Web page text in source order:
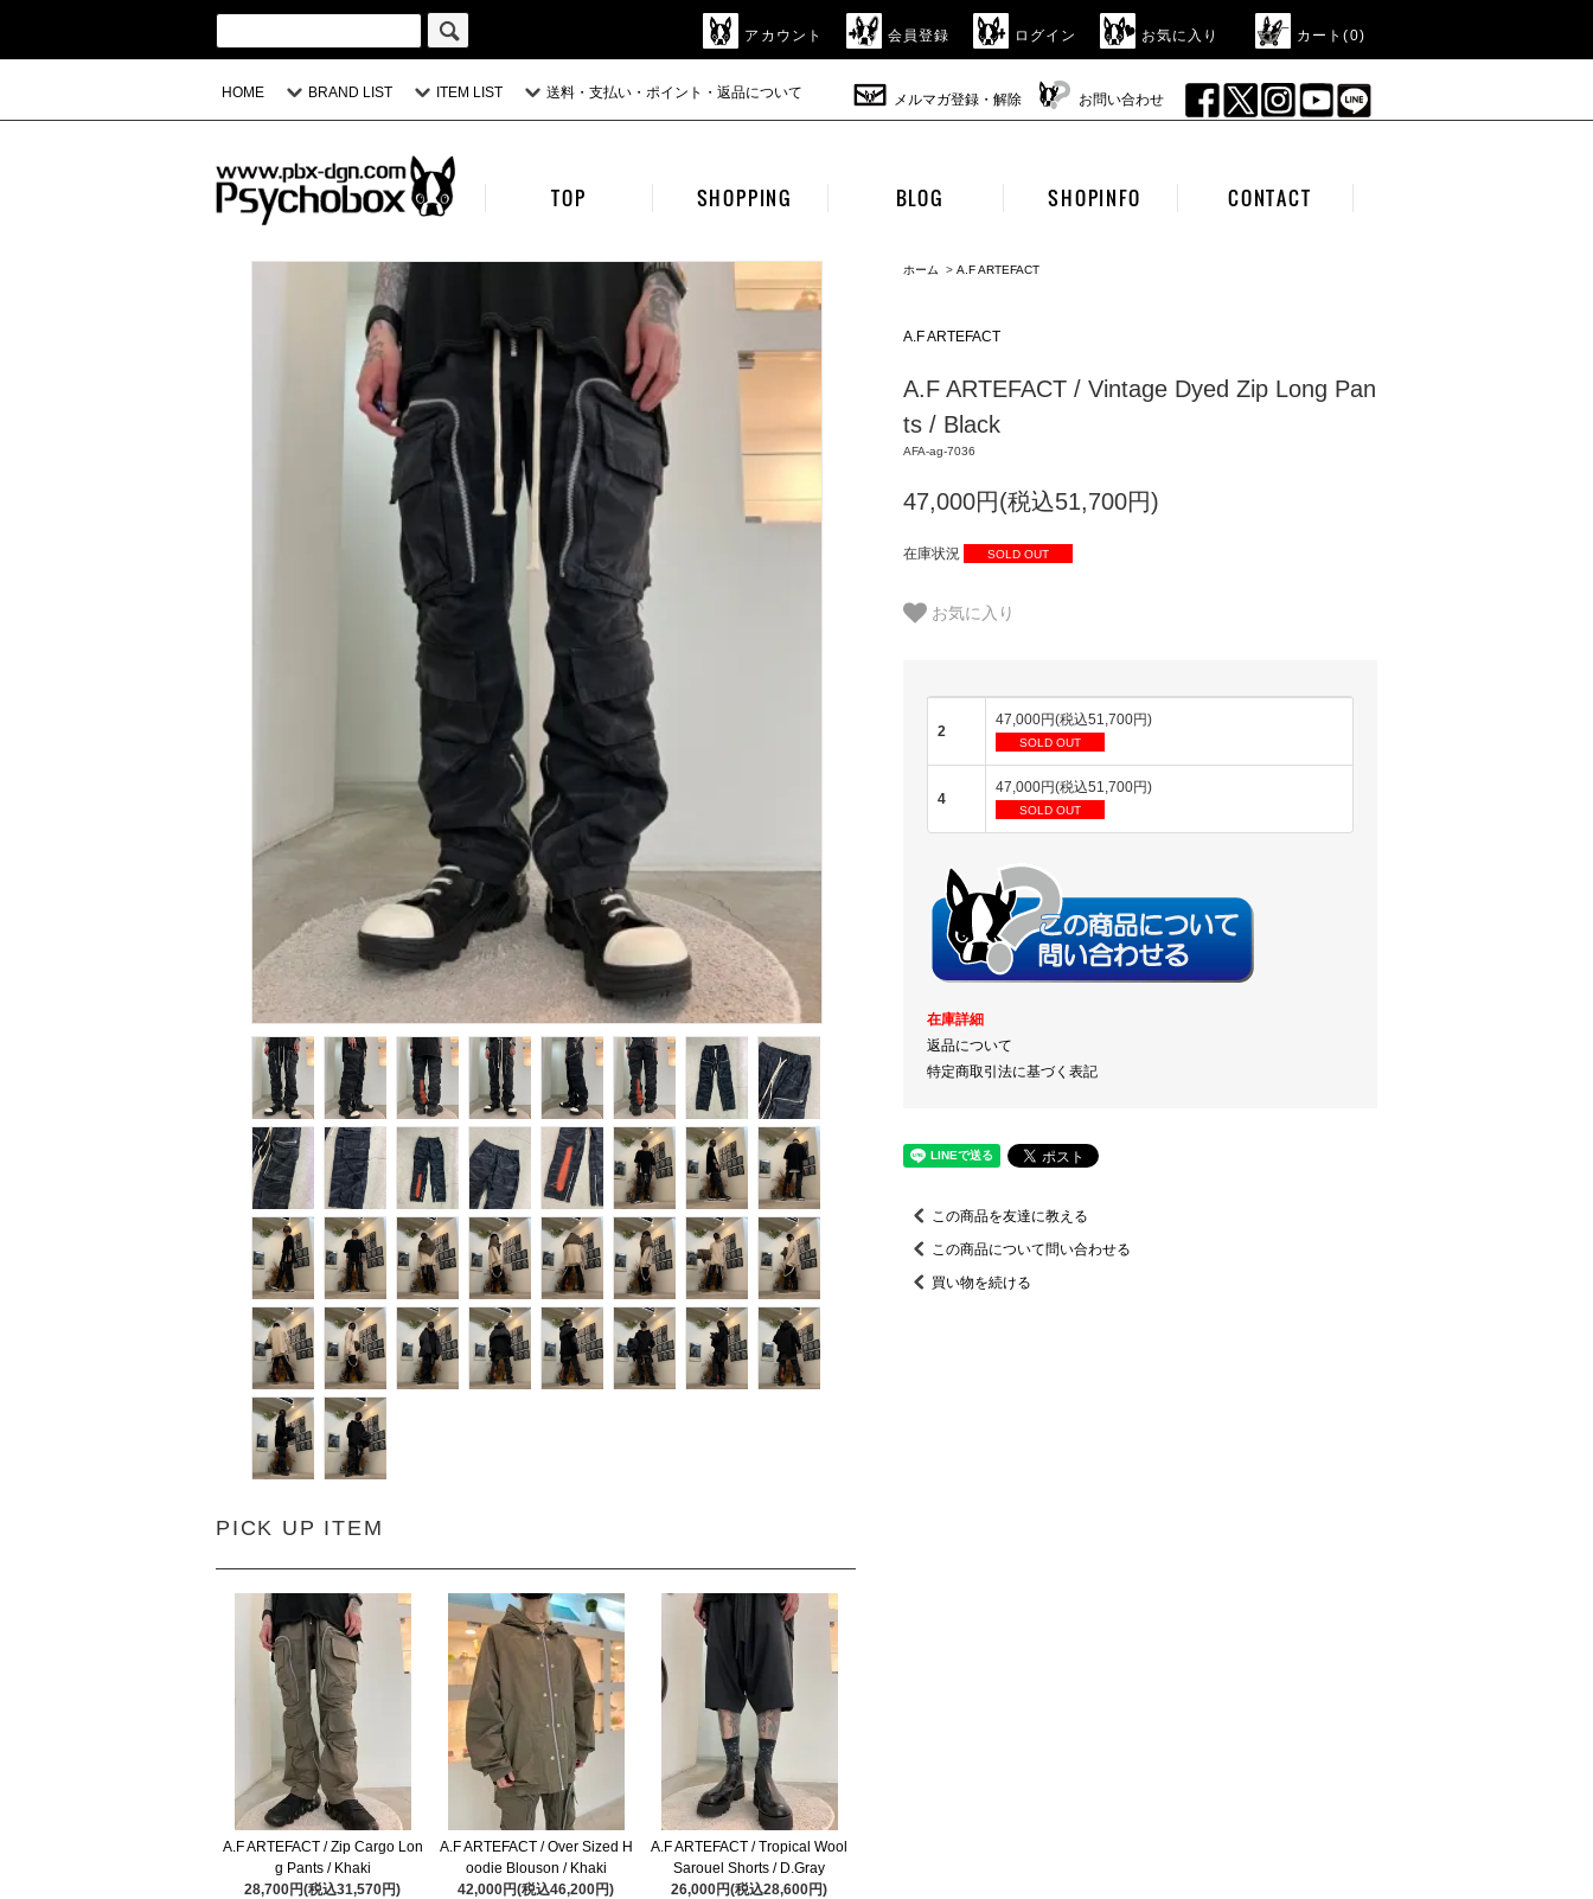
アカウント 会員登録 ログイン お気に入り カート(0)
HOME BRAND LIST ITEM LIST 送料・支払い・ポイント・返品について メルマガ登録・解除 お問い合わせ
TOP SHOPPING BLOG SHOPINFO CONTACT
PICK UP ITEM
A.F ARTEFACT / Zip Cargo Lon
g Pants / Khaki
28,700円(税込31,570円)
A.F ARTEFACT / Over Sized H
oodie Blouson / Khaki
42,000円(税込46,200円)
A.F ARTEFACT / Tropical Wool
Sarouel Shorts / D.Gray
26,000円(税込28,600円)
ホーム > A.F ARTEFACT
A.F ARTEFACT
A.F ARTEFACT / Vintage Dyed Zip Long Pan
ts / Black
AFA-ag-7036
47,000円(税込51,700円)
在庫状況 SOLD OUT
お気に入り
2
47,000円(税込51,700円)
SOLD OUT
4
47,000円(税込51,700円)
SOLD OUT
在庫詳細
返品について
特定商取引法に基づく表記
この商品を友達に教える
この商品について問い合わせる
買い物を続ける